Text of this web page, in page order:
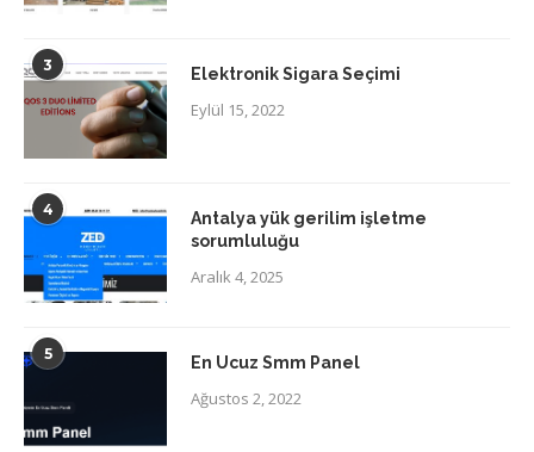
3 Elektronik Sigara Seçimi
Eylül 15, 2022
4
Antalya yük gerilim işletme
sorumluluğu
Aralık 4, 2025
5 En Ucuz Smm Panel
Ağustos 2, 2022